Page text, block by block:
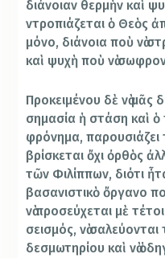
διάνοιαν θερμὴν καὶ
ντροπιάζεται ὁ Θεὸς
μόνο, διάνοια ποὺ νὰ
καὶ ψυχὴ ποὺ νὰ
Προκειμένου δὲ νὰ μᾶς
σημασία ἡ στάση καὶ ὁ
φρόνημα,
βρίσκεται ὄχι ὀρθὸς
τῶν Φιλίππων, διότι
βασανιστικὸ ὄργανο
νὰ προσεύχεται μὲ
σεισμός, νὰ σαλεύονται
δεσμωτηρίου καὶ νὰ